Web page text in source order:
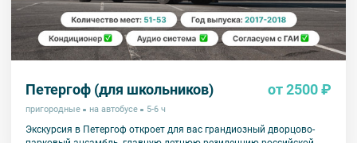
Петергоф (для школьников) от 2500 ₽
пригородные на автобусе 5-6 ч
Экскурсия в Петергоф откроет для вас грандиозный дворцово-